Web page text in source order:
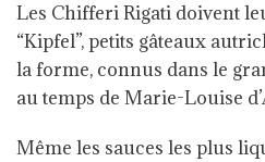
Les Chifferi Rigati doivent
“Kipfel”, petits gâteaux
la forme, connus dans le
au temps de Marie-Louise
Même les sauces les plus